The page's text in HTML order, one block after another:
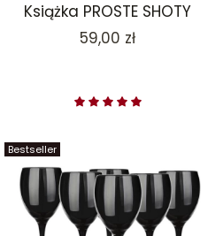
Książka PROSTE SHOTY
Cena
59,00 zł
Bestseller